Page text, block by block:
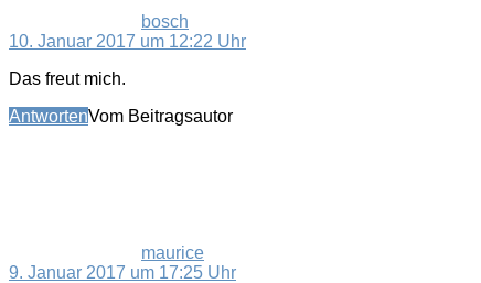
bosch
10. Januar 2017 um 12:22 Uhr
Das freut mich.
AntwortenVom Beitragsautor
maurice
9. Januar 2017 um 17:25 Uhr